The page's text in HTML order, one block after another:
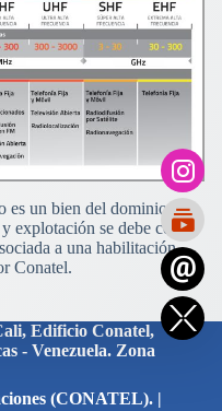
es un bien del dominio
explotación se debe contar
a una habilitación
Conatel.
Edificio Conatel,
- Venezuela. Zona
(CONATEL). |